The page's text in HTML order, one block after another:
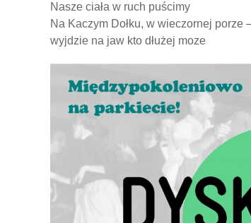
Nasze ciała w ruch puścimy
Na Kaczym Dołku, w wieczornej porze
wyjdzie na jaw kto dłużej moze